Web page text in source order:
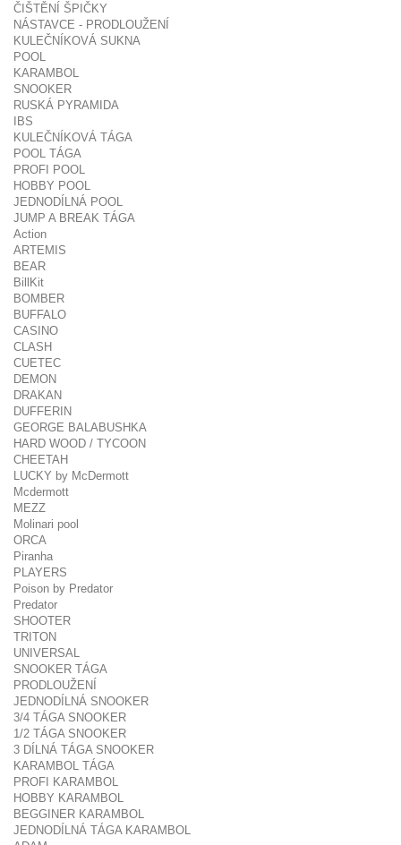
ČIŠTĚNÍ ŠPIČKY
NÁSTAVCE - PRODLOUŽENÍ
KULEČNÍKOVÁ SUKNA
POOL
KARAMBOL
SNOOKER
RUSKÁ PYRAMIDA
IBS
KULEČNÍKOVÁ TÁGA
POOL TÁGA
PROFI POOL
HOBBY POOL
JEDNODÍLNÁ POOL
JUMP A BREAK TÁGA
Action
ARTEMIS
BEAR
BillKit
BOMBER
BUFFALO
CASINO
CLASH
CUETEC
DEMON
DRAKAN
DUFFERIN
GEORGE BALABUSHKA
HARD WOOD / TYCOON
CHEETAH
LUCKY by McDermott
Mcdermott
MEZZ
Molinari pool
ORCA
Piranha
PLAYERS
Poison by Predator
Predator
SHOOTER
TRITON
UNIVERSAL
SNOOKER TÁGA
PRODLOUŽENÍ
JEDNODÍLNÁ SNOOKER
3/4 TÁGA SNOOKER
1/2 TÁGA SNOOKER
3 DÍLNÁ TÁGA SNOOKER
KARAMBOL TÁGA
PROFI KARAMBOL
HOBBY KARAMBOL
BEGGINER KARAMBOL
JEDNODÍLNÁ TÁGA KARAMBOL